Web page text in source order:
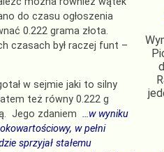
do czasu ogłoszenia
0.222 grama złota.
czasach był raczej funt –
w sejmie jaki to silny
też równy 0.222 g
Jego zdaniem …wwyniku
w pełni
sprzyjał stałemu